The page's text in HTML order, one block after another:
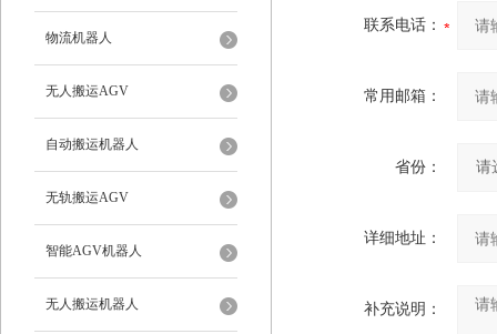
物流机器人
无人搬运AGV
自动搬运机器人
无轨搬运AGV
智能AGV机器人
无人搬运机器人
联系电话：
常用邮箱：
省份：
详细地址：
补充说明：